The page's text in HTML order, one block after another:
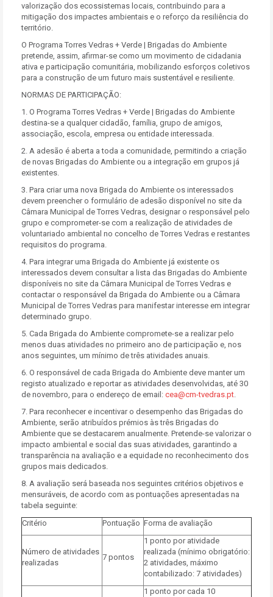
valorização dos ecossistemas locais, contribuindo para a
mitigação dos impactes ambientais e o reforço da resiliência do
território.
O Programa Torres Vedras + Verde | Brigadas do Ambiente
pretende, assim, afirmar-se como um movimento de cidadania
ativa e participação comunitária, mobilizando esforços coletivos
para a construção de um futuro mais sustentável e resiliente.
NORMAS DE PARTICIPAÇÃO:
1. O Programa Torres Vedras + Verde | Brigadas do Ambiente
destina-se a qualquer cidadão, família, grupo de amigos,
associação, escola, empresa ou entidade interessada.
2. A adesão é aberta a toda a comunidade, permitindo a criação
de novas Brigadas do Ambiente ou a integração em grupos já
existentes.
3. Para criar uma nova Brigada do Ambiente os interessados
devem preencher o formulário de adesão disponível no site da
Câmara Municipal de Torres Vedras, designar o responsável pelo
grupo e comprometer-se com a realização de atividades de
voluntariado ambiental no concelho de Torres Vedras e restantes
requisitos do programa.
4. Para integrar uma Brigada do Ambiente já existente os
interessados devem consultar a lista das Brigadas do Ambiente
disponíveis no site da Câmara Municipal de Torres Vedras e
contactar o responsável da Brigada do Ambiente ou a Câmara
Municipal de Torres Vedras para manifestar interesse em integrar
determinado grupo.
5. Cada Brigada do Ambiente compromete-se a realizar pelo
menos duas atividades no primeiro ano de participação e, nos
anos seguintes, um mínimo de três atividades anuais.
6. O responsável de cada Brigada do Ambiente deve manter um
registo atualizado e reportar as atividades desenvolvidas, até 30
de novembro, para o endereço de email: cea@cm-tvedras.pt.
7. Para reconhecer e incentivar o desempenho das Brigadas do
Ambiente, serão atribuídos prémios às três Brigadas do
Ambiente que se destacarem anualmente. Pretende-se valorizar o
impacto ambiental e social das suas atividades, garantindo a
transparência na avaliação e a equidade no reconhecimento dos
grupos mais dedicados.
8. A avaliação será baseada nos seguintes critérios objetivos e
mensuráveis, de acordo com as pontuações apresentadas na
tabela seguinte:
Critério
Pontuação Forma de avaliação
Número de atividades
realizadas
7 pontos
1 ponto por atividade
realizada (mínimo obrigatório:
2 atividades, máximo
contabilizado: 7 atividades)
1 ponto por cada 10